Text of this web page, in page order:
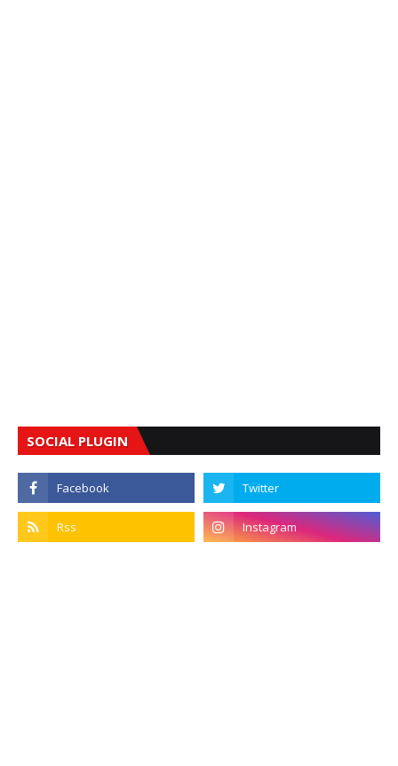
SOCIAL PLUGIN